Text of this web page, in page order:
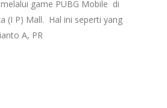
game PUBG Mobile di
(I P) Mall. Hal ini seperti yang
A, PR